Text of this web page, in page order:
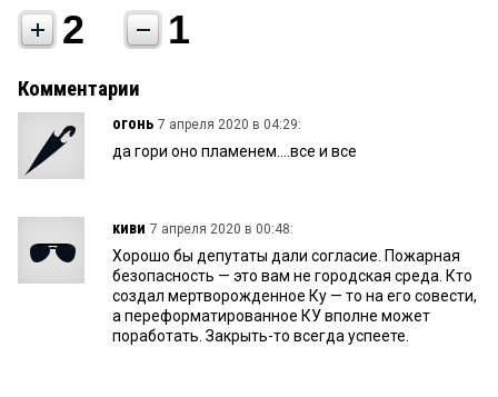
2 1
Комментарии
огонь 7 апреля 2020 в 04:29:
да гори оно пламенем....все и все
киви 7 апреля 2020 в 00:48:
Хорошо бы депутаты дали согласие. Пожарная
безопасность — это вам не городская среда. Кто
создал мертворожденное Ку — то на его совести,
а переформатированное КУ вполне может
поработать. Закрыть-то всегда успеете.